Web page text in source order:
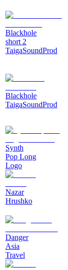
Blackhole
short 2
TaigaSoundProd
Blackhole
TaigaSoundProd
Synth
Pop Long
Logo
Nazar
Hrushko
Danger
Asia
Travel